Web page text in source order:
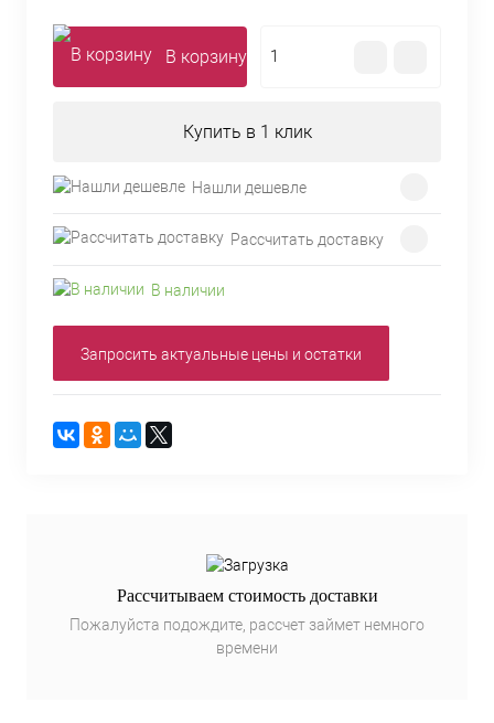
В корзину
Купить в 1 клик
Нашли дешевле
Рассчитать доставку
В наличии
Запросить актуальные цены и остатки
Рассчитываем стоимость доставки
Пожалуйста подождите, рассчет займет немного
времени